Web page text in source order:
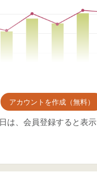
アカウントを作成（無料）
は、会員登録すると表